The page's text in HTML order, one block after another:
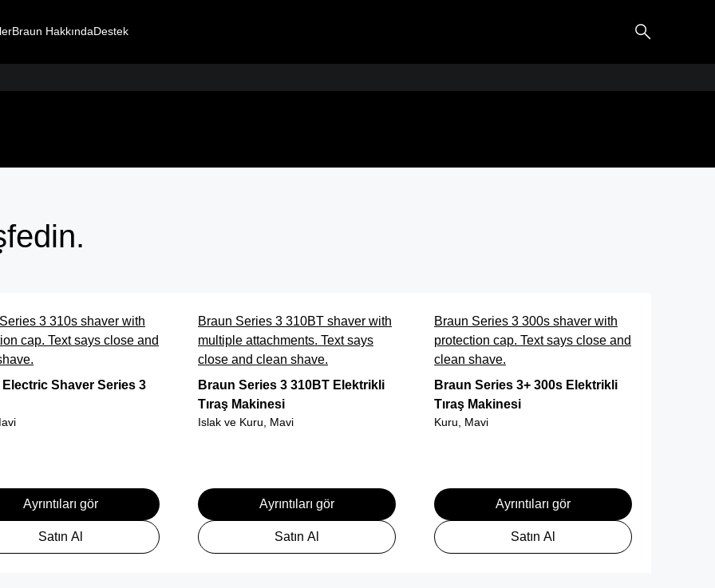
Braun HakkındaDestek
Satın Al
3 310s shaver with
cap. Text says close and
Electric Shaver Series 3
Ayrıntıları gör
Satın Al
Braun Series 3 310BT shaver with
multiple attachments. Text says
close and clean shave.
Braun Series 3 310BT Elektrikli
Tıraş Makinesi
Islak ve Kuru, Mavi
Ayrıntıları gör
Satın Al
Braun Series 3 300s shaver with
protection cap. Text says close and
clean shave.
Braun Series 3+ 300s Elektrikli
Tıraş Makinesi
Kuru, Mavi
Ayrıntıları gör
Satın Al